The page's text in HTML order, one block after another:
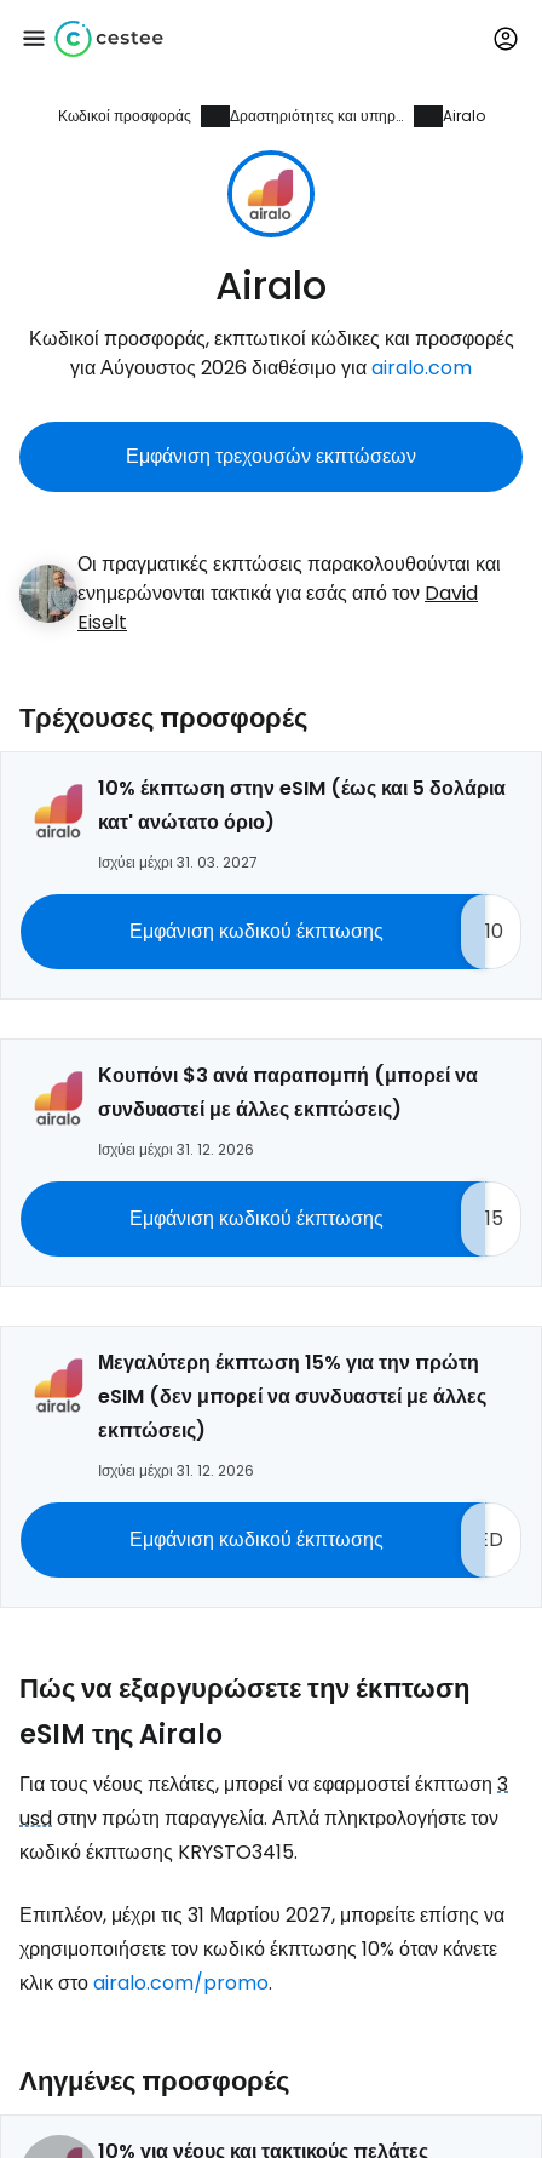
Κωδικοί προσφοράς Δραστηριότητες και υπηρεσίες Airalo
Airalo
Κωδικοί προσφοράς, εκπτωτικοί κώδικες και προσφορές
για Αύγουστος 2026 διαθέσιμο γιαairalo.com
Εμφάνιση τρεχουσών εκπτώσεων
Οι πραγματικές εκπτώσεις παρακολουθούνται και
ενημερώνονται τακτικά για εσάς από τον David
Eiselt
Τρέχουσες προσφορές
10% έκπτωση στην eSIM (έως και 5 δολάρια
κατ' ανώτατο όριο)
Ισχύει μέχρι 31. 03. 2027
Εμφάνιση κωδικού έκπτωσης 10
Κουπόνι $3 ανά παραπομπή (μπορεί να
συνδυαστεί με άλλες εκπτώσεις)
Ισχύει μέχρι 31. 12. 2026
Εμφάνιση κωδικού έκπτωσης 15
Μεγαλύτερη έκπτωση 15% για την πρώτη
eSIM (δεν μπορεί να συνδυαστεί με άλλες
εκπτώσεις)
Ισχύει μέχρι 31. 12. 2026
Εμφάνιση κωδικού έκπτωσης ED
Πώς να εξαργυρώσετε την έκπτωση
eSIM της Airalo
Για τους νέους πελάτες, μπορεί να εφαρμοστεί έκπτωση 3
usdστην πρώτη παραγγελία. Απλά πληκτρολογήστε τον
κωδικό έκπτωσης KRYSTO3415.
Επιπλέον, μέχρι τις 31 Μαρτίου 2027, μπορείτε επίσης να
χρησιμοποιήσετε τον κωδικό έκπτωσης 10% όταν κάνετε
κλικ στοairalo.com/promo.
Ληγμένες προσφορές
10% για νέους και τακτικούς πελάτες
Συνδεθείτε στο Cestee
... η παγκόσμια ταξιδιωτική κοινότητα
Συνεχίστε με την Google
Συνεχίστε με το Facebook
Συνεχίστε με email